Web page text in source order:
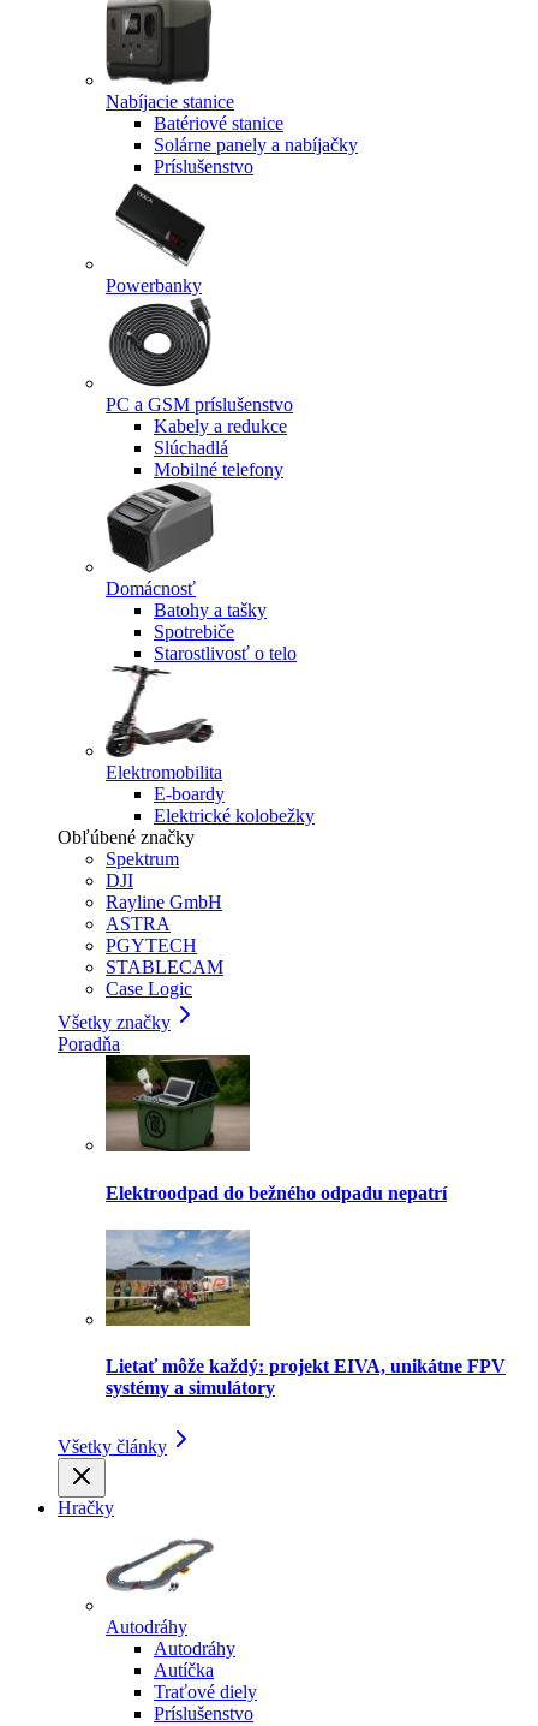
Nabíjacie stanice
Batériové stanice
Solárne panely a nabíjačky
Príslušenstvo
Powerbanky
PC a GSM príslušenstvo
Kabely a redukce
Slúchadlá
Mobilné telefony
Domácnosť
Batohy a tašky
Spotrebiče
Starostlivosť o telo
Elektromobilita
E-boardy
Elektrické kolobežky
Obľúbené značky
Spektrum
DJI
Rayline GmbH
ASTRA
PGYTECH
STABLECAM
Case Logic
Všetky značky
Poradňa
Elektroodpad do bežného odpadu nepatrí
Lietať môže každý: projekt EIVA, unikátne FPV
systémy a simulátory
Všetky články
Hračky
Autodráhy
Autodráhy
Autíčka
Traťové diely
Príslušenstvo